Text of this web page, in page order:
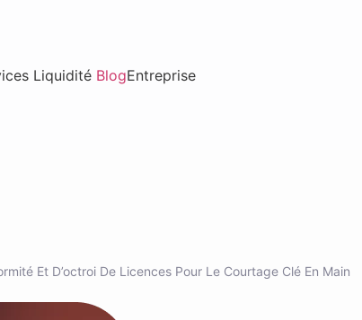
Liquidité BlogEntreprise
Et D’octroi De Licences Pour Le Courtage Clé En Main